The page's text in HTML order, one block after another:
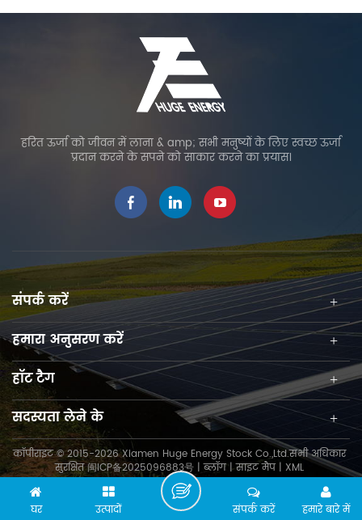
हरित ऊर्जा को जीवन में लाना & amp; सभी मनुष्यों के लिए स्वच्छ ऊर्जा
प्रदान करने के सपने को साकार करने का प्रयास।
संपर्क करें
हमारा अनुसरण करें
हॉट टैग
सदस्यता लेने के
कॉपीराइट © 2015-2026 Xiamen Huge Energy Stock Co.,Ltd.सभी अधिकार
सुरक्षित闽ICP备2025096883号|ब्लॉग|साइट मैप| XML
घर उत्पादों हमारे बारे में
संपर्क करें